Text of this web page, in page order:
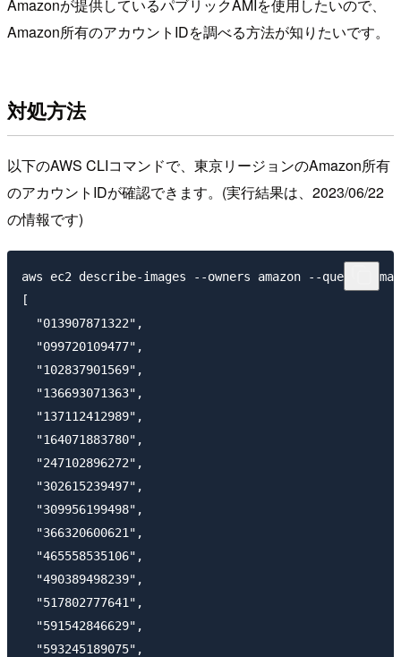
Amazonが提供しているパブリックAMIを使用したいので、
Amazon所有のアカウントIDを調べる方法が知りたいです。
対処方法
以下のAWS CLIコマンドで、東京リージョンのAmazon所有
のアカウントIDが確認できます。(実行結果は、2023/06/22
の情報です)
aws ec2 describe-images --owners amazon --query
[
  "013907871322",
  "099720109477",
  "102837901569",
  "136693071363",
  "137112412989",
  "164071883780",
  "247102896272",
  "302615239497",
  "309956199498",
  "366320600621",
  "465558535106",
  "490389498239",
  "517802777641",
  "591542846629",
  "593245189075",